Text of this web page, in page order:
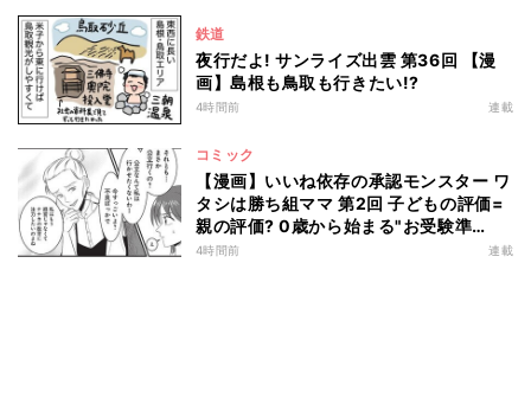
鉄道
夜行だよ! サンライズ出雲 第36回 【漫
画】島根も鳥取も行きたい!?
4時間前 連載
コミック
【漫画】いいね依存の承認モンスター ワ
タシは勝ち組ママ 第2回 子どもの評価=
親の評価? 0歳から始まる"お受験準
備"とは…
4時間前 連載